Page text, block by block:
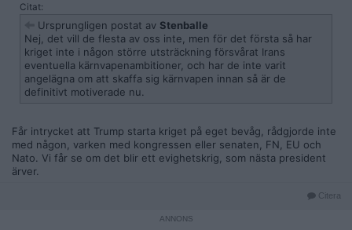
Citat:
Ursprungligen postat av Stenballe
Nej, det vill de flesta av oss inte, men för det första så har
kriget inte i någon större utsträckning försvårat Irans
eventuella kärnvapenambitioner, och har de inte varit
angelägna om att skaffa sig kärnvapen innan så är de
definitivt motiverade nu.
Får intrycket att Trump starta kriget på eget bevåg, rådgjorde inte
med någon, varken med kongressen eller senaten, FN, EU och
Nato. Vi får se om det blir ett evighetskrig, som nästa president
ärver.
Citera